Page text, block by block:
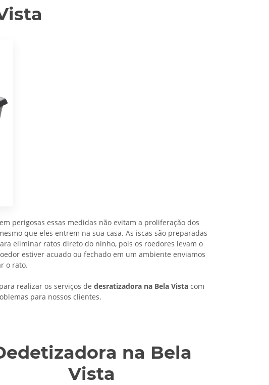
perigosas essas medidas não evitam a proliferação dos
que eles entrem na sua casa. As iscas são preparadas
eliminar ratos direto do ninho, pois os roedores levam o
estiver acuado ou fechado em um ambiente enviamos
o rato.
realizar os serviços de desratizadora na Bela Vista com
para nossos clientes.
na Bela
Vista